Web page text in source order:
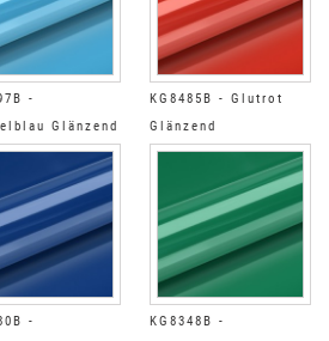
-
Glänzend
KG8485B - Glutrot
Glänzend
-
KG8348B -